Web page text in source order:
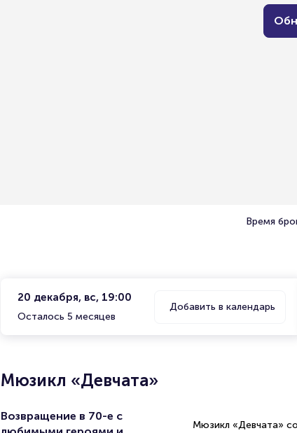
Время
20 декабря, вс, 19:00
Осталось 5 месяцев
Добавить в календарь
Мюзикл «Девчата»
Возвращение в 70-е с
Мюзикл «Девчата»